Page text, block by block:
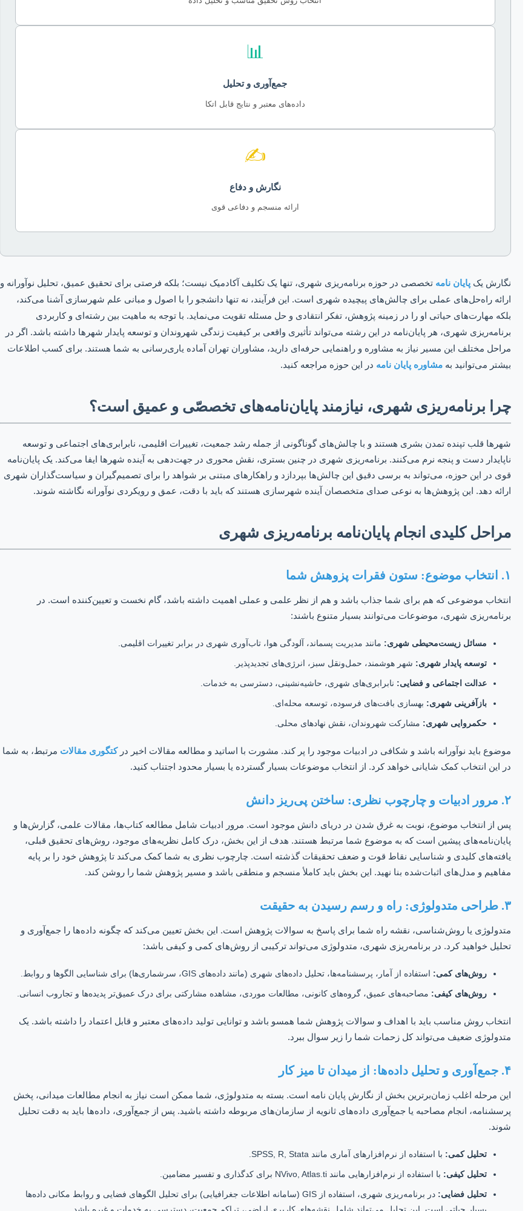
📊
جمع‌آوری و تحلیل
داده‌های معتبر و نتایج قابل اتکا
✍️
نگارش و دفاع
ارائه منسجم و دفاعی قوی
نگارش یک پایان نامه تخصصی در حوزه برنامه‌ریزی شهری، تنها یک تکلیف آکادمیک نیست؛ بلکه فرصتی برای تحقیق عمیق، تحلیل نوآورانه و
ارائه راه‌حل‌های عملی برای چالش‌های پیچیده شهری است. این فرآیند، نه تنها دانشجو را با اصول و مبانی علم شهرسازی آشنا می‌کند،
بلکه مهارت‌های حیاتی او را در زمینه پژوهش، تفکر انتقادی و حل مسئله تقویت می‌نماید. با توجه به ماهیت بین رشته‌ای و کاربردی
برنامه‌ریزی شهری، هر پایان‌نامه در این رشته می‌تواند تأثیری واقعی بر کیفیت زندگی شهروندان و توسعه پایدار شهرها داشته باشد. اگر در
مراحل مختلف این مسیر نیاز به مشاوره و راهنمایی حرفه‌ای دارید، مشاوران تهران آماده یاری‌رسانی به شما هستند. برای کسب اطلاعات
بیشتر می‌توانید به مشاوره پایان نامه در این حوزه مراجعه کنید.
چرا برنامه‌ریزی شهری، نیازمند پایان‌نامه‌های تخصصّی و عمیق است؟
شهرها قلب تپنده تمدن بشری هستند و با چالش‌های گوناگونی از جمله رشد جمعیت، تغییرات اقلیمی، نابرابری‌های اجتماعی و توسعه
ناپایدار دست و پنجه نرم می‌کنند. برنامه‌ریزی شهری در چنین بستری، نقش محوری در جهت‌دهی به آینده شهرها ایفا می‌کند. یک پایان‌نامه
قوی در این حوزه، می‌تواند به برسی دقیق این چالش‌ها بپردازد و راهکارهای مبتنی بر شواهد را برای تصمیم‌گیران و سیاست‌گذاران شهری
ارائه دهد. این پژوهش‌ها به نوعی صدای متخصصان آینده شهرسازی هستند که باید با دقت، عمق و رویکردی نوآورانه نگاشته شوند.
مراحل کلیدی انجام پایان‌نامه برنامه‌ریزی شهری
۱. انتخاب موضوع: ستون فقرات پزوهش شما
انتخاب موضوعی که هم برای شما جذاب باشد و هم از نظر علمی و عملی اهمیت داشته باشد، گام نخست و تعیین‌کننده است. در
برنامه‌ریزی شهری، موضوعات می‌توانند بسیار متنوع باشند:
مسائل زیست‌محیطی شهری: مانند مدیریت پسماند، آلودگی هوا، تاب‌آوری شهری در برابر تغییرات اقلیمی.
توسعه پایدار شهری: شهر هوشمند، حمل‌ونقل سبز، انرژی‌های تجدیدپذیر.
عدالت اجتماعی و فضایی: نابرابری‌های شهری، حاشیه‌نشینی، دسترسی به خدمات.
بازآفرینی شهری: بهسازی بافت‌های فرسوده، توسعه محله‌ای.
حکمروایی شهری: مشارکت شهروندان، نقش نهادهای محلی.
موضوع باید نوآورانه باشد و شکافی در ادبیات موجود را پر کند. مشورت با اساتید و مطالعه مقالات اخیر درکتگوری مقالات مرتبط، به شما
در این انتخاب کمک شایانی خواهد کرد. از انتخاب موضوعات بسیار گسترده یا بسیار محدود اجتناب کنید.
۲. مرور ادبیات و چارچوب نظری: ساختن پی‌ریز دانش
پس از انتخاب موضوع، نوبت به غرق شدن در دریای دانش موجود است. مرور ادبیات شامل مطالعه کتاب‌ها، مقالات علمی، گزارش‌ها و
پایان‌نامه‌های پیشین است که به موضوع شما مرتبط هستند. هدف از این بخش، درک کامل نظریه‌های موجود، روش‌های تحقیق قبلی،
یافته‌های کلیدی و شناسایی نقاط قوت و ضعف تحقیقات گذشته است. چارچوب نظری به شما کمک می‌کند تا پژوهش خود را بر پایه
مفاهیم و مدل‌های اثبات‌شده بنا نهید. این بخش باید کاملأ منسجم و منطقی باشد و مسیر پژوهش شما را روشن کند.
۳. طراحی متدولوژی: راه و رسم رسیدن به حقیقت
متدولوژی یا روش‌شناسی، نقشه راه شما برای پاسخ به سوالات پژوهش است. این بخش تعیین می‌کند که چگونه داده‌ها را جمع‌آوری و
تحلیل خواهید کرد. در برنامه‌ریزی شهری، متدولوژی می‌تواند ترکیبی از روش‌های کمی و کیفی باشد:
روش‌های کمی: استفاده از آمار، پرسشنامه‌ها، تحلیل داده‌های شهری (مانند داده‌های GIS، سرشماری‌ها) برای شناسایی الگوها و روابط.
روش‌های کیفی: مصاحبه‌های عمیق، گروه‌های کانونی، مطالعات موردی، مشاهده مشارکتی برای درک عمیق‌تر پدیده‌ها و تجاروب انسانی.
انتخاب روش مناسب باید با اهداف و سوالات پژوهش شما همسو باشد و توانایی تولید داده‌های معتبر و قابل اعتماد را داشته باشد. یک
متدولوژی ضعیف می‌تواند کل زحمات شما را زیر سوال ببرد.
۴. جمع‌آوری و تحلیل داده‌ها: از میدان تا میز کار
این مرحله اغلب زمان‌برترین بخش از نگارش پایان نامه است. بسته به متدولوژی، شما ممکن است نیاز به انجام مطالعات میدانی، پخش
پرسشنامه، انجام مصاحبه یا جمع‌آوری داده‌های ثانویه از سازمان‌های مربوطه داشته باشید. پس از جمع‌آوری، داده‌ها باید به دقت تحلیل
شوند.
تحلیل کمی: با استفاده از نرم‌افزارهای آماری مانند SPSS, R, Stata.
تحلیل کیفی: با استفاده از نرم‌افزارهایی مانند NVivo, Atlas.ti برای کدگذاری و تفسیر مضامین.
تحلیل فضایی:
در برنامه‌ریزی شهری، استفاده از GIS (سامانه اطلاعات جغرافیایی) برای تحلیل الگوهای فضایی و روابط مکانی داده‌ها